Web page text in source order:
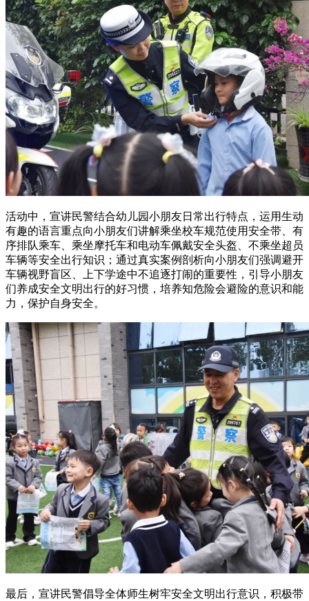
活动中，宣讲民警结合幼儿园小朋友日常出行特点，运用生动
有趣的语言重点向小朋友们讲解乘坐校车规范使用安全带、有
序排队乘车、乘坐摩托车和电动车佩戴安全头盔、不乘坐超员
车辆等安全出行知识；通过真实案例剖析向小朋友们强调避开
车辆视野盲区、上下学途中不追逐打闹的重要性，引导小朋友
们养成安全文明出行的好习惯，培养知危险会避险的意识和能
力，保护自身安全。
最后，宣讲民警倡导全体师生树牢安全文明出行意识，积极带